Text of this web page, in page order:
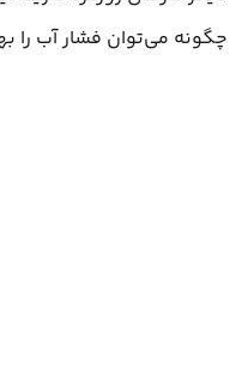
چگونه می‌توان فشار آب را